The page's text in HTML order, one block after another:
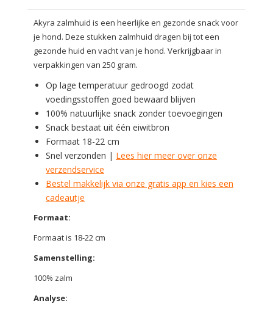
Akyra zalmhuid is een heerlijke en gezonde snack voor
je hond. Deze stukken zalmhuid dragen bij tot een
gezonde huid en vacht van je hond. Verkrijgbaar in
verpakkingen van 250 gram.
Op lage temperatuur gedroogd zodat
voedingsstoffen goed bewaard blijven
100% natuurlijke snack zonder toevoegingen
Snack bestaat uit één eiwitbron
Formaat 18-22 cm
Snel verzonden | Lees hier meer over onze
verzendservice
Bestel makkelijk via onze gratis app en kies een
cadeautje
Formaat:
Formaat is 18-22 cm
Samenstelling:
100% zalm
Analyse: